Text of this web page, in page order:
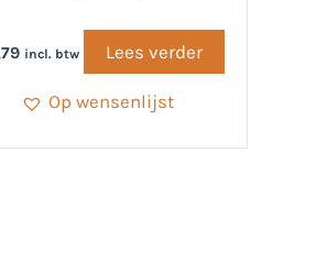
incl. btw Lees verder
Op wensenlijst